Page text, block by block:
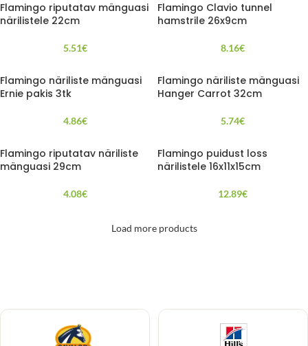
Flamingo riputatav mänguasi
närilistele 22cm
5.51€
Flamingo Clavio tunnel
hamstrile 26x9cm
8.16€
Flamingo näriliste mänguasi
Ernie pakis 3tk
4.86€
Flamingo näriliste mänguasi
Hanger Carrot 32cm
5.74€
Flamingo riputatav näriliste
mänguasi 29cm
4.08€
Flamingo puidust loss
närilistele 16x11x15cm
12.89€
Load more products